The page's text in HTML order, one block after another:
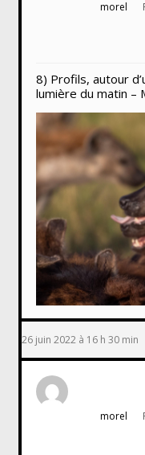
morel
8) Profils, autour
lumière du matin –
26 juin 2022 à 16 h 30 min
morel